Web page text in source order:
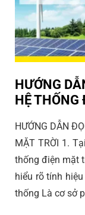
HƯỚNG
HỆ THỐNG
HƯỚNG DẪN
MẶT TRỜI 1.
thống điện mặt
hiểu rõ tính
thống Là cơ sở